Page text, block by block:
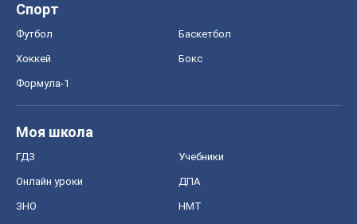
Спорт
Футбол Баскетбол
Хоккей Бокс
Формула-1
Моя школа
ГДЗ Учебники
Онлайн уроки ДПА
ЗНО НМТ